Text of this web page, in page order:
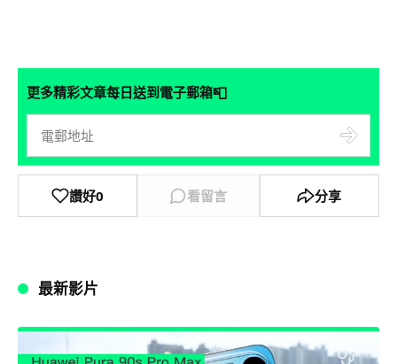
更多精彩文章每日送到電子郵箱📮
讚好0 看留言 分享
最新影片